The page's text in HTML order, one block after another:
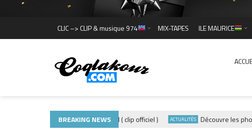
CLIC –> CLIP & musique 974 MIX-TAPES ILE MAURICE
BREAKING NEWS
ADE440 – GRAMOUN ( clip officiel ) ACTUALITÉS Découvre les photos de